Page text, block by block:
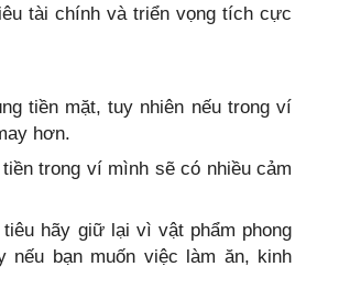
tài chính và triển vọng tích cực
tiền mặt, tuy nhiên nếu trong ví
hơn.
trong ví mình sẽ có nhiều cảm
hãy giữ lại vì vật phẩm phong
bạn muốn việc làm ăn, kinh